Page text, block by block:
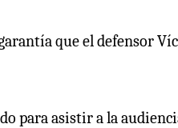
que el defensor
para asistir a la